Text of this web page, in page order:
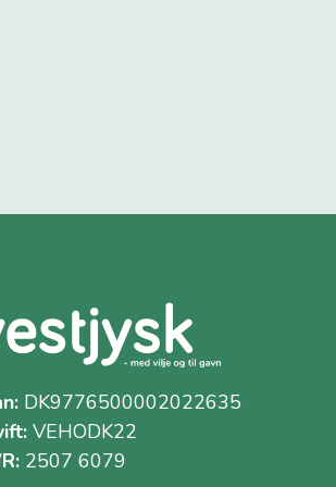
DK9776500002022635
VEHODK22
2507 6079